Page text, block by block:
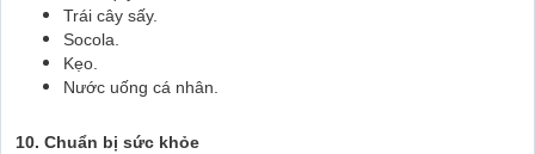
Trái cây sấy.
Socola.
Kẹo.
Nước uống cá nhân.
10. Chuẩn bị sức khỏe